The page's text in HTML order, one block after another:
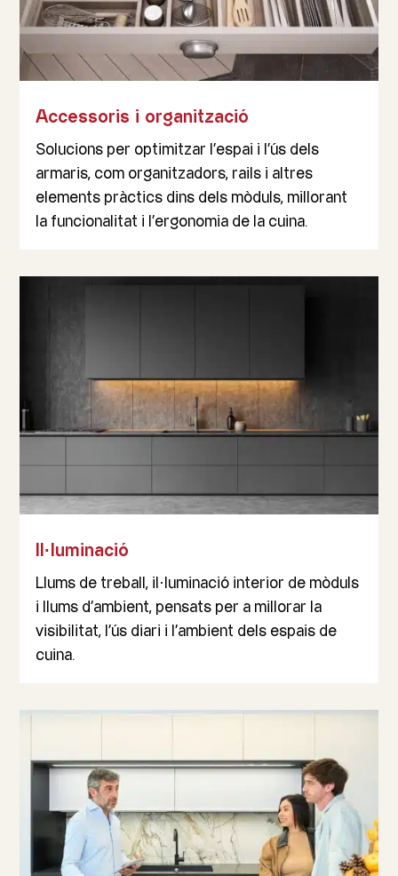
Accessoris i organització
Solucions per optimitzar l’espai i l’ús dels
armaris, com organitzadors, rails i altres
elements pràctics dins dels mòduls, millorant
la funcionalitat i l’ergonomia de la cuina.
Il·luminació
Llums de treball, il·luminació interior de mòduls
i llums d’ambient, pensats per a millorar la
visibilitat, l’ús diari i l’ambient dels espais de
cuina.